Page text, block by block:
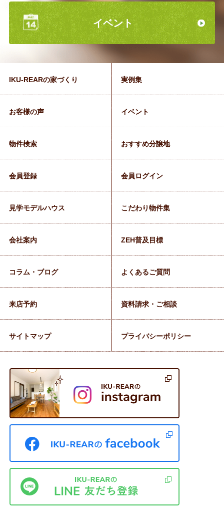
イベント
IKU-REARの家づくり 実例集
お客様の声 イベント
物件検索 おすすめ分譲地
会員登録 会員ログイン
見学モデルハウス こだわり物件集
会社案内 ZEH普及目標
コラム・ブログ よくあるご質問
来店予約 資料請求・ご相談
サイトマップ プライバシーポリシー